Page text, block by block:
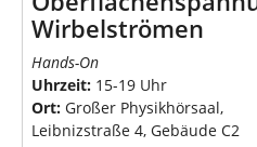
Wirbelströmen
Hands-On
Uhrzeit: 15-19 Uhr
Ort: Großer Physikhörsaal,
Leibnizstraße 4, Gebäude C2